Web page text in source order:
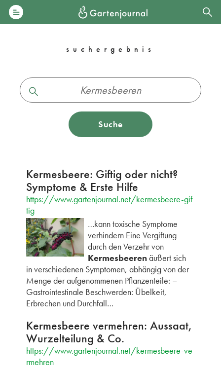
suchergebnis
Suche
Kermesbeere: Giftig oder nicht?
Symptome & Erste Hilfe
https://www.gartenjournal.net/kermesbeere-gif
tig
…kann toxische Symptome
verhindern Eine Vergiftung
durch den Verzehr von
Kermesbeerenäußert sich
in verschiedenen Symptomen, abhängig von der
Menge der aufgenommenen Pflanzenteile: –
Gastrointestinale Beschwerden: Übelkeit,
Erbrechen und Durchfall…
Kermesbeere vermehren: Aussaat,
Wurzelteilung & Co.
https://www.gartenjournal.net/kermesbeere-ve
rmehren